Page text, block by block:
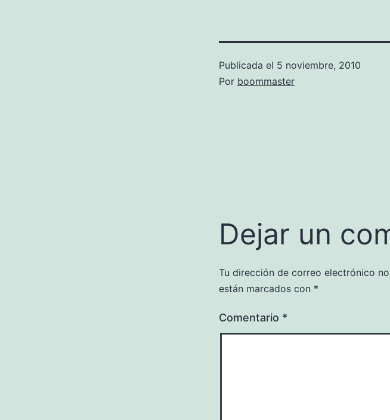
Publicada el 5 noviembre, 2010
Por boommaster
Dejar un
Tu dirección de correo electrónico
están marcados con *
Comentario *